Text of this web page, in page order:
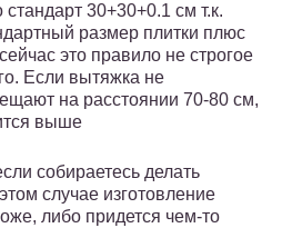
стандарт 30+30+0.1 см т.к.
размер плитки плюс
это правило не строгое
Если вытяжка не
на расстоянии 70-80 см,
выше
собираетесь делать
случае изготовление
либо придется чем-то